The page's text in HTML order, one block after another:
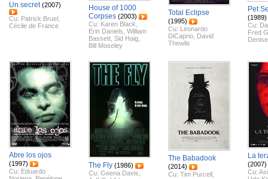
Un secret (2007)
Cu: Patrick Bruel
Cécile de France
House of 1000
Corpses (2003)
Cu: Karen Black
Erin Daniels William
Bassett Sid Haig
Bill Moseley
Total Eclipse
(1995)
Cu: Leonardo
DiCaprio David
Thewlis
Pet
(1989)
Cu:
Fred
Abre los ojos
(1997)
Cu: Eduardo
The Fly (1986)
Cu: Geena Davis
The Babadook
(2014)
Cu: Tim Purcell
La
(2007)
Cu: